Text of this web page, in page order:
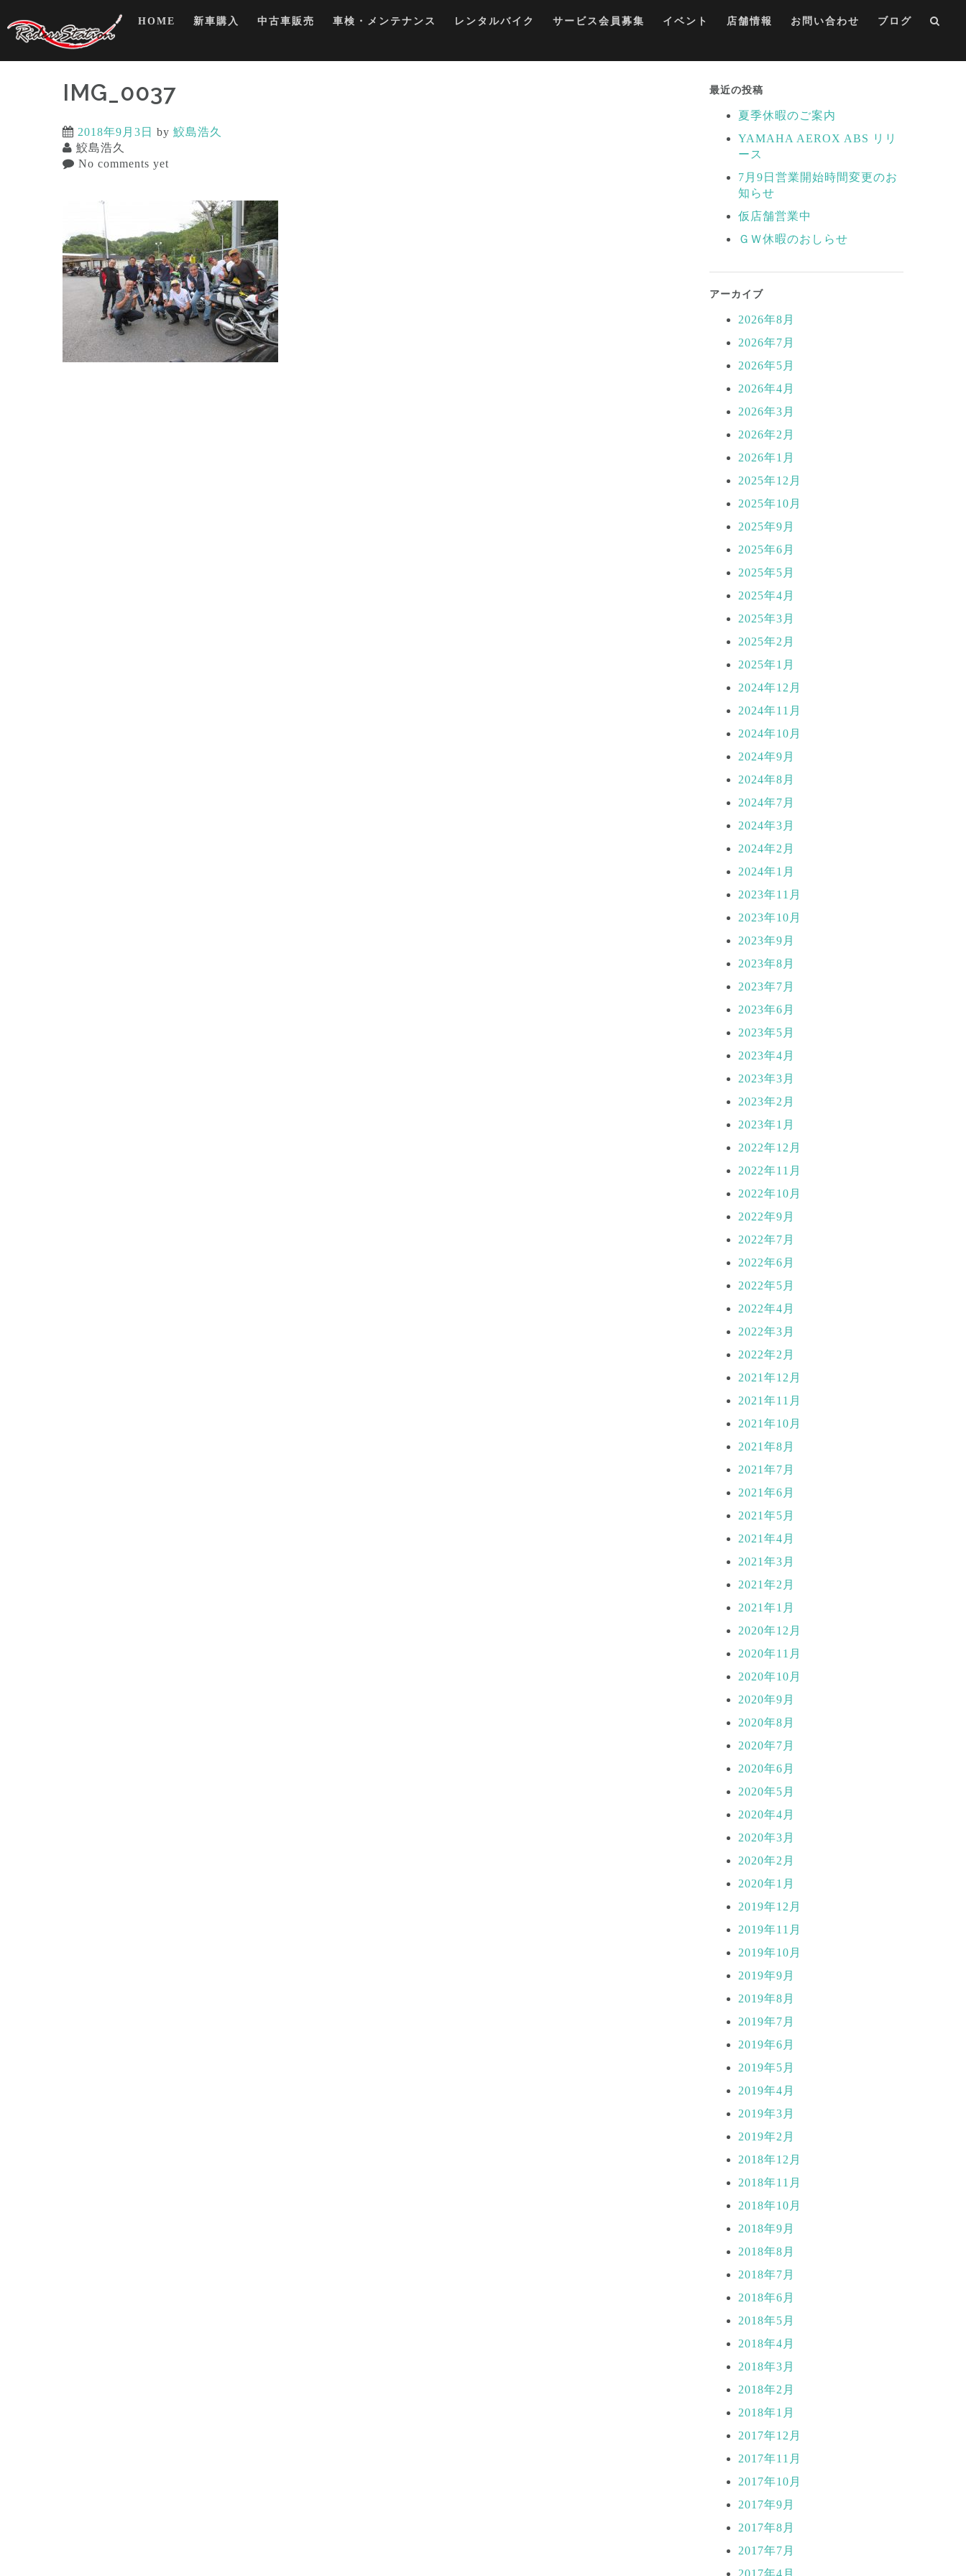
to
content
HOME 新車購入 中古車販売 車検・メンテナンス レンタルバイク サービス会員募集 イベント 店舗情報 お問い合わせ ブログ
IMG_0037
2018年9月3日 by 鮫島浩久
鮫島浩久
No comments yet
最近の投稿
夏季休暇のご案内
YAMAHA AEROX ABS リリ
ース
7月9日営業開始時間変更のお
知らせ
仮店舗営業中
ＧＷ休暇のおしらせ
アーカイブ
2026年8月
2026年7月
2026年5月
2026年4月
2026年3月
2026年2月
2026年1月
2025年12月
2025年10月
2025年9月
2025年6月
2025年5月
2025年4月
2025年3月
2025年2月
2025年1月
2024年12月
2024年11月
2024年10月
2024年9月
2024年8月
2024年7月
2024年3月
2024年2月
2024年1月
2023年11月
2023年10月
2023年9月
2023年8月
2023年7月
2023年6月
2023年5月
2023年4月
2023年3月
2023年2月
2023年1月
2022年12月
2022年11月
2022年10月
2022年9月
2022年7月
2022年6月
2022年5月
2022年4月
2022年3月
2022年2月
2021年12月
2021年11月
2021年10月
2021年8月
2021年7月
2021年6月
2021年5月
2021年4月
2021年3月
2021年2月
2021年1月
2020年12月
2020年11月
2020年10月
2020年9月
2020年8月
2020年7月
2020年6月
2020年5月
2020年4月
2020年3月
2020年2月
2020年1月
2019年12月
2019年11月
2019年10月
2019年9月
2019年8月
2019年7月
2019年6月
2019年5月
2019年4月
2019年3月
2019年2月
2018年12月
2018年11月
2018年10月
2018年9月
2018年8月
2018年7月
2018年6月
2018年5月
2018年4月
2018年3月
2018年2月
2018年1月
2017年12月
2017年11月
2017年10月
2017年9月
2017年8月
2017年7月
2017年4月